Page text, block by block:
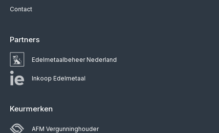
Contact
Partners
Edelmetaalbeheer Nederland
Inkoop Edelmetaal
Keurmerken
AFM Vergunninghouder